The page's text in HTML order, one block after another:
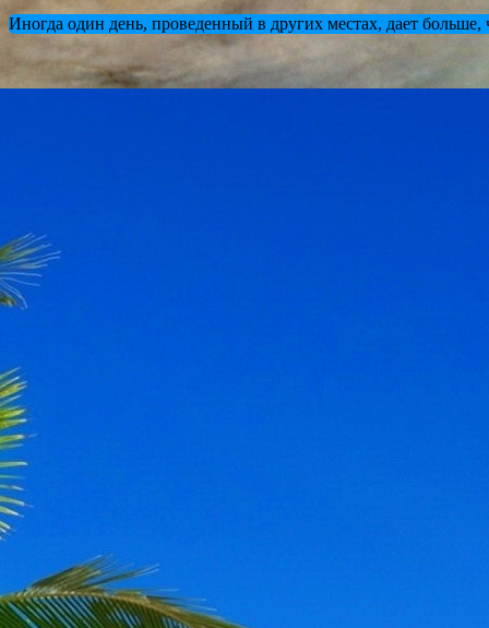
Иногда один день, проведенный в других местах, дает